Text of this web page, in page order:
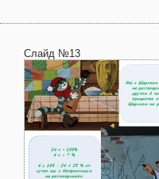
Слайд №13